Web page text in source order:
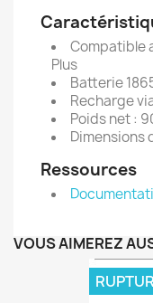
Compatible
Plus
Batterie
Recharge
Poids net :
Dimensions
Ressources
VOUS AIMEREZ